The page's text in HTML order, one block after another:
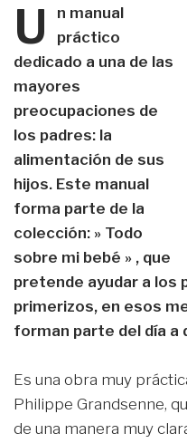
U
n manual
práctico
dedicado a una de las
mayores
preocupaciones de
los padres: la
alimentación de sus
hijos. Este manual
forma parte de la
colección: » Todo
sobre mi bebé » , que
pretende ayudar a los
primerizos, en esos
forman parte del día a
Es una obra muy
Philippe Grandsenne,
de una manera muy